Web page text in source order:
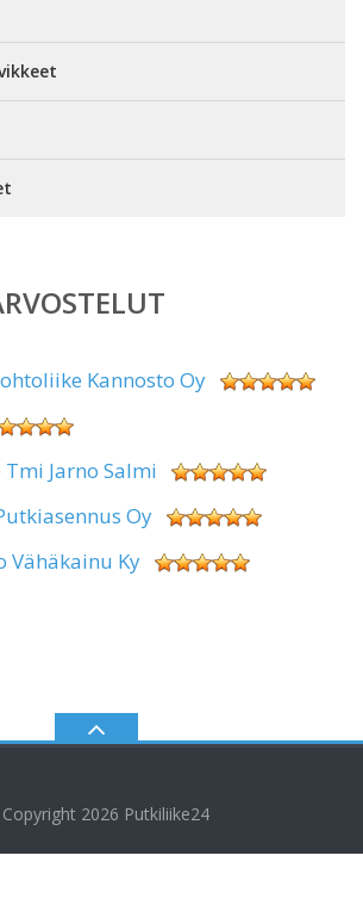
Kannosto Oy
Jarno Salmi
Oy
Vähäkainu Ky
2026 Putkiliike24